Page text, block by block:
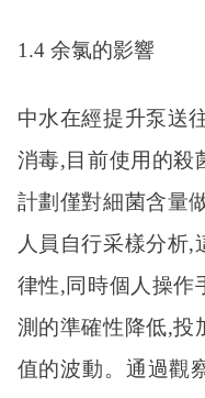
1.4 余氯的影響
中水在經提升泵送
消毒,目前使用的殺
計劃僅對細菌含量
人員自行采樣分析,
律性,同時個人操作
測的準確性降低,投
值的波動。通過觀